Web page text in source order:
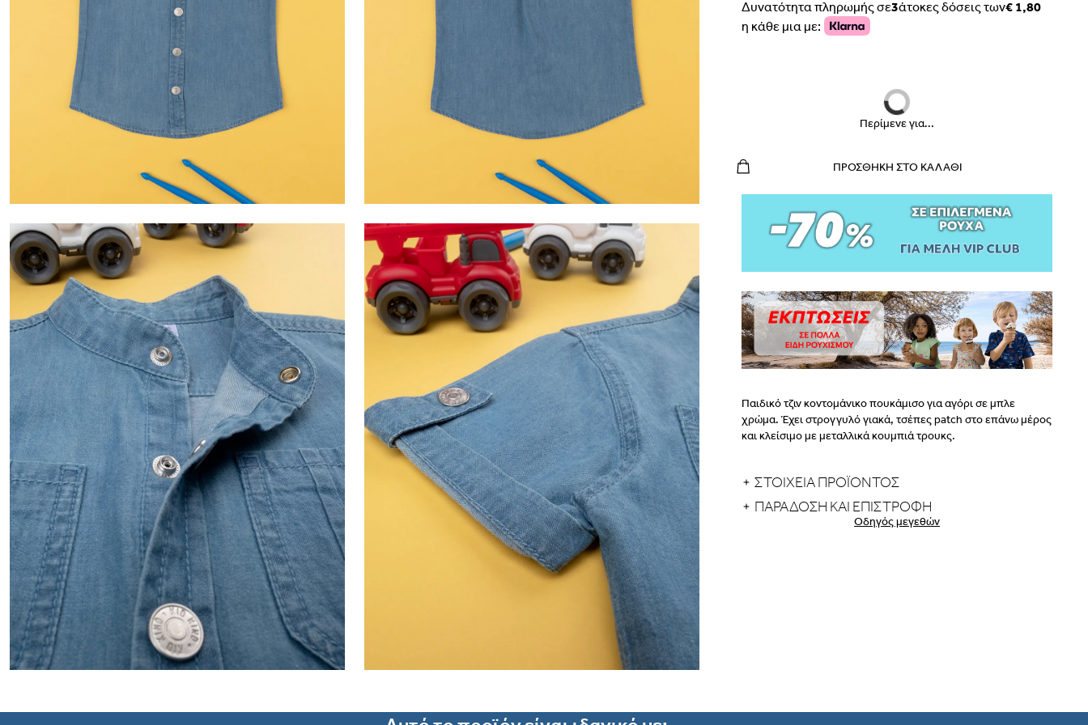
Δυνατότητα πληρωμής σε3άτοκες δόσεις των€ 1,80
η κάθε μια με:
Περίμενε για...
ΠΡΟΣΘΉΚΗ ΣΤΟ ΚΑΛΆΘΙ
Παιδικό τζιν κοντομάνικο πουκάμισο για αγόρι σε μπλε
χρώμα. Έχει στρογγυλό γιακά, τσέπες patch στο επάνω μέρος
και κλείσιμο με μεταλλικά κουμπιά τρουκς.
ΣΤΟΙΧΕΙΑ ΠΡΟΪΟΝΤΟΣ
ΠΑΡΆΔΟΣΗ ΚΑΙ ΕΠΙΣΤΡΟΦΉ
Οδηγός μεγεθών
ΑΠΟΘΉΚΕΥΣΕ